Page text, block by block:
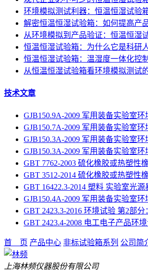
环境模拟测试利器：恒温恒湿试验
解密恒温恒湿试验箱：如何提高产
从环境模拟到产品验证：恒温恒湿
恒温恒湿试验箱：为什么它是科研
恒温恒湿试验箱：温湿度一体化控
从恒温恒湿试验箱看环境模拟测试
技术文章
GJB150.9A-2009 军用装备实验室
GJB150.7A-2009 军用装备实验室
GJB150.3A-2009 军用装备实验室
GJB150.3A-2009 军用装备实验室
GBT 7762-2003 硫化橡胶或热塑性
GBT 3512-2014 硫化橡胶或热塑性
GBT 16422.3-2014 塑料 实验室光
GJB150.4A-2009 军用装备实验室
GBT 2423.3-2016 环境试验 第2部
GBT 2423.4-2008 电工电子产品环
首 页 产品中心 非标试验箱系列 公司简
上海林频仪器股份有限公司